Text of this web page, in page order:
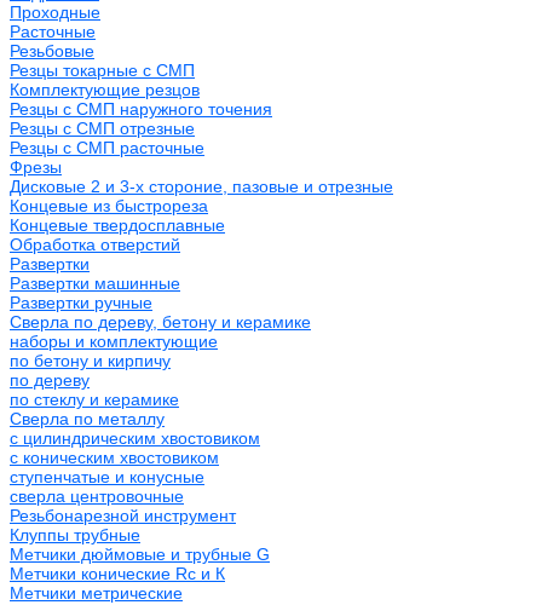
Проходные
Расточные
Резьбовые
Резцы токарные с СМП
Комплектующие резцов
Резцы с СМП наружного точения
Резцы с СМП отрезные
Резцы с СМП расточные
Фрезы
Дисковые 2 и 3-х стороние, пазовые и отрезные
Концевые из быстрореза
Концевые твердосплавные
Обработка отверстий
Развертки
Развертки машинные
Развертки ручные
Сверла по дереву, бетону и керамике
наборы и комплектующие
по бетону и кирпичу
по дереву
по стеклу и керамике
Сверла по металлу
c цилиндрическим хвостовиком
c коническим хвостовиком
cтупенчатые и конусные
сверла центровочные
Резьбонарезной инструмент
Клуппы трубные
Метчики дюймовые и трубные G
Метчики конические Rc и К
Метчики метрические